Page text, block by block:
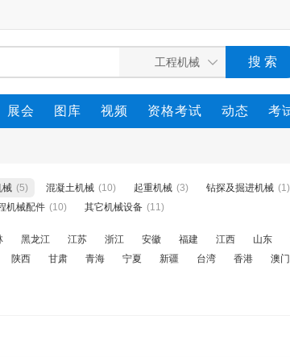
展会 图库 视频 资格考试 动态 考
械 (5) 混凝土机械 (10) 起重机械 (3) 钻探及掘进机械 (1)
机械配件 (10) 其它机械设备 (11)
黑龙江 江苏 浙江 安徽 福建 江西 山东
陕西 甘肃 青海 宁夏 新疆 台湾 香港 澳门